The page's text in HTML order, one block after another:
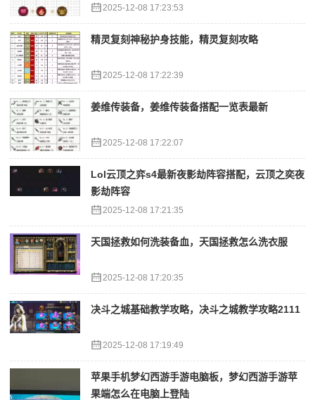
2025-12-08 17:23:53
精灵复刻神秘护身技能，精灵复刻攻略
2025-12-08 17:22:39
姜维传装备，姜维传装备搭配一览表最新
2025-12-08 17:22:07
Lol云顶之弈s4最新夜影劫阵容搭配，云顶之奕夜
影劫阵容
2025-12-08 17:21:35
天国拯救如何洗装备血，天国拯救怎么洗衣服
2025-12-08 17:20:35
决斗之城基础教学攻略，决斗之城教学攻略2111
2025-12-08 17:19:49
苹果手机梦幻西游手游电脑板，梦幻西游手游苹
果端怎么在电脑上登陆